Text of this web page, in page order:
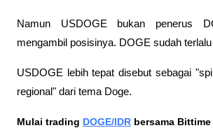
Namun USDOGE bukan penerus
mengambil posisinya. DOGE sudah terlalu
USDOGE lebih tepat disebut sebagai
regional" dari tema Doge.
Mulai trading DOGE/IDR bersama